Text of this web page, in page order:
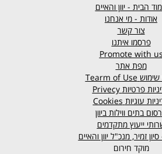
הבית - יוון והאיים
אודות - מי אנחנו
צור קשר
פרסמו איתנו
Promote with us
מפת אתר
שימוש
פרטיות Privecy
עוגיות Cookies
בתים ווילות ביוון
ייעוץ מתקדמים
זמיר, מנכ"ל יוון והאיים
מוקד חירום